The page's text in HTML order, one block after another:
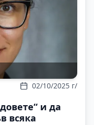
02/10/2025 г/
и да
всяка